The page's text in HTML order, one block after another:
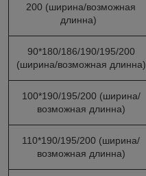
200 (ширина/возможная
длинна)
90*180/186/190/195/200
(ширина/возможная длинна)
100*190/195/200 (ширина/
возможная длинна)
110*190/195/200 (ширина/
возможная длинна)